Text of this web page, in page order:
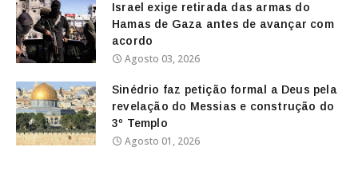
Israel exige retirada das armas do
Hamas de Gaza antes de avançar com
acordo
Agosto 03, 2026
Sinédrio faz petição formal a Deus pela
revelação do Messias e construção do
3º Templo
Agosto 01, 2026